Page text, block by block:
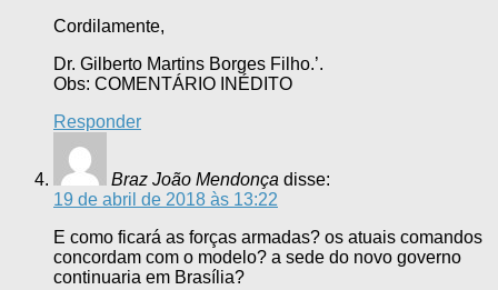
Cordilamente,
Dr. Gilberto Martins Borges Filho.’.
Obs: COMENTÁRIO INÉDITO
Responder
Braz João Mendonça disse:
19 de abril de 2018 às 13:22
E como ficará as forças armadas? os atuais comandos
concordam com o modelo? a sede do novo governo
continuaria em Brasília?